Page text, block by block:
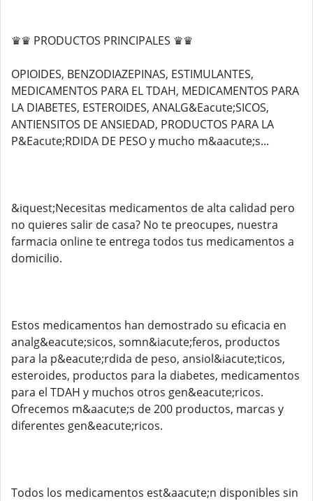
♛♛ PRODUCTOS PRINCIPALES ♛♛
OPIOIDES, BENZODIAZEPINAS, ESTIMULANTES,
MEDICAMENTOS PARA EL TDAH, MEDICAMENTOS PARA
LA DIABETES, ESTEROIDES, ANALG&Eacute;SICOS,
ANTIENSITOS DE ANSIEDAD, PRODUCTOS PARA LA
P&Eacute;RDIDA DE PESO y mucho m&aacute;s...
&iquest;Necesitas medicamentos de alta calidad pero
no quieres salir de casa? No te preocupes, nuestra
farmacia online te entrega todos tus medicamentos a
domicilio.
Estos medicamentos han demostrado su eficacia en
analg&eacute;sicos, somn&iacute;feros, productos
para la p&eacute;rdida de peso, ansiol&iacute;ticos,
esteroides, productos para la diabetes, medicamentos
para el TDAH y muchos otros gen&eacute;ricos.
Ofrecemos m&aacute;s de 200 productos, marcas y
diferentes gen&eacute;ricos.
Todos los medicamentos est&aacute;n disponibles sin